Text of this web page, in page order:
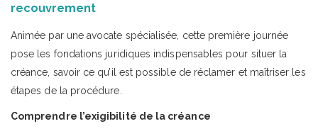
recouvrement
Animée par une avocate spécialisée, cette première journée
pose les fondations juridiques indispensables pour situer la
créance, savoir ce qu’il est possible de réclamer et maîtriser les
étapes de la procédure.
Comprendre l’exigibilité de la créance